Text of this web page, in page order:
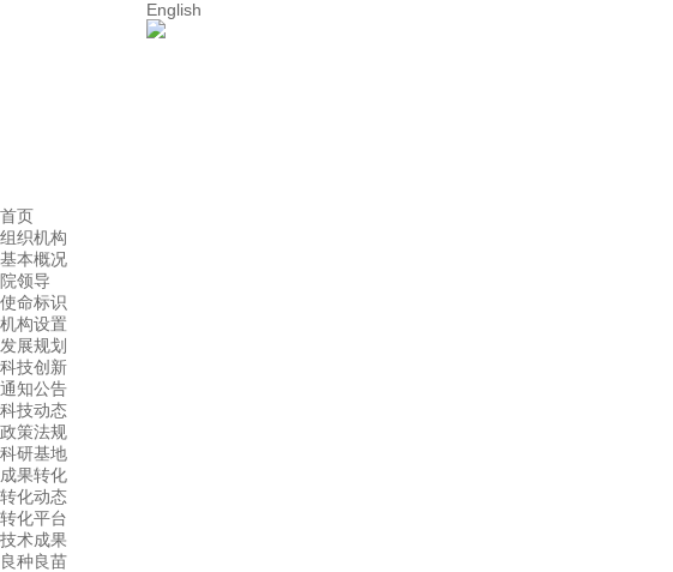
English
首页
组织机构
基本概况
院领导
使命标识
机构设置
发展规划
科技创新
通知公告
科技动态
政策法规
科研基地
成果转化
转化动态
转化平台
技术成果
良种良苗